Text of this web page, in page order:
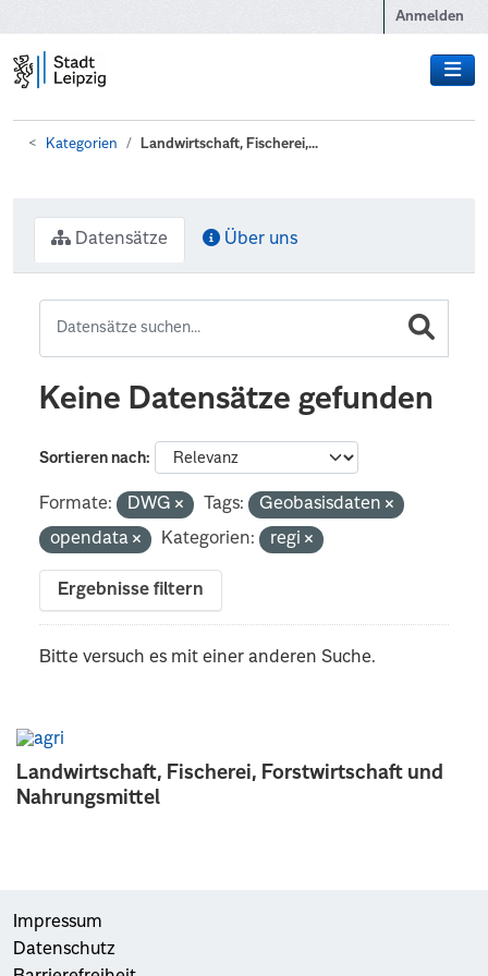
Anmelden
Kategorien Landwirtschaft, Fischerei,...
Landwirtschaft, Fischerei, Forstwirtschaft und
Nahrungsmittel
Datensätze Über uns
Keine Datensätze gefunden
Sortieren nach
Formate: DWG Tags:
Geobasisdaten
opendata
Kategorien: regi
Ergebnisse filtern
Bitte versuch es mit einer anderen Suche.
Impressum
Datenschutz